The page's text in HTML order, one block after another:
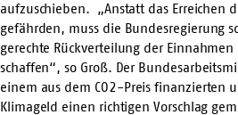
aufzuschieben. „Anstatt das Erreichen
gefährden, muss die Bundesregierung
gerechte Rückverteilung der
schaffen“, so Groß. Der
einem aus dem CO2-Preis finanzierten
Klimageld einen richtigen Vorschlag